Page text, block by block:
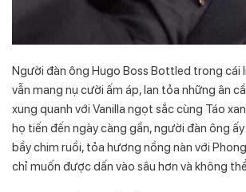
Người đàn ông Hugo Boss Bottled trong cái
vẫn mang nụ cười ấm áp, lan tỏa những ân
xung quanh với Vanilla ngọt sắc cùng Táo
họ tiến đến ngày càng gần, người đàn ông
bầy chim ruồi, tỏa hương nồng nàn với
chỉ muốn được dấn vào sâu hơn và không